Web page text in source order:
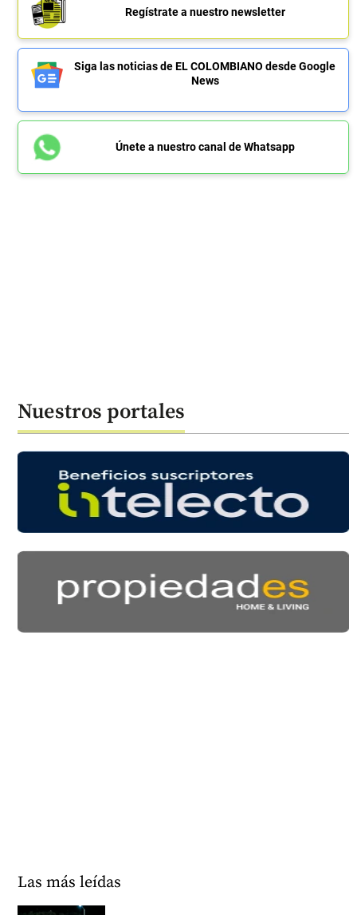
Regístrate a nuestro newsletter
Siga las noticias de EL COLOMBIANO desde Google
News
Únete a nuestro canal de Whatsapp
Nuestros portales
Las más leídas